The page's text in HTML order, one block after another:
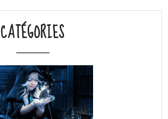
CATÉGORIES